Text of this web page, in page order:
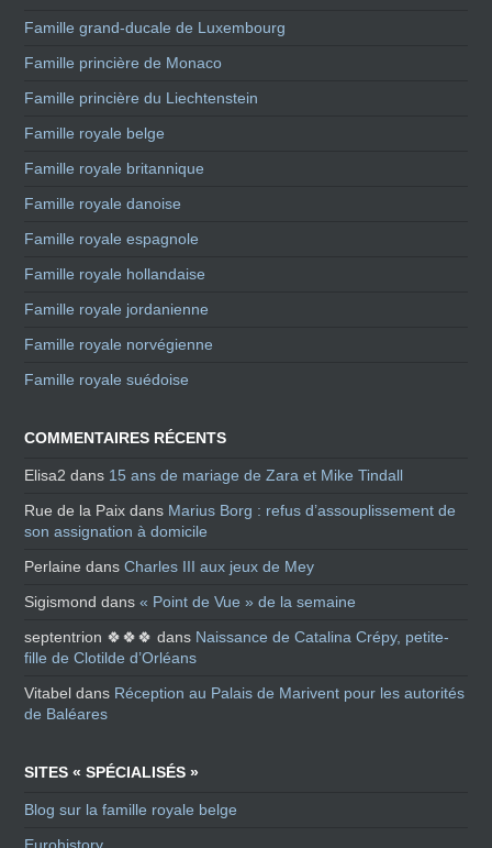
Famille grand-ducale de Luxembourg
Famille princière de Monaco
Famille princière du Liechtenstein
Famille royale belge
Famille royale britannique
Famille royale danoise
Famille royale espagnole
Famille royale hollandaise
Famille royale jordanienne
Famille royale norvégienne
Famille royale suédoise
COMMENTAIRES RÉCENTS
Elisa2 dans 15 ans de mariage de Zara et Mike Tindall
Rue de la Paix dans Marius Borg : refus d’assouplissement de
son assignation à domicile
Perlaine dansCharles III aux jeux de Mey
Sigismond dans« Point de Vue » de la semaine
septentrion 🍀🍀🍀 dans Naissance de Catalina Crépy, petite-
fille de Clotilde d’Orléans
Vitabel dans Réception au Palais de Marivent pour les autorités
de Baléares
SITES « SPÉCIALISÉS »
Blog sur la famille royale belge